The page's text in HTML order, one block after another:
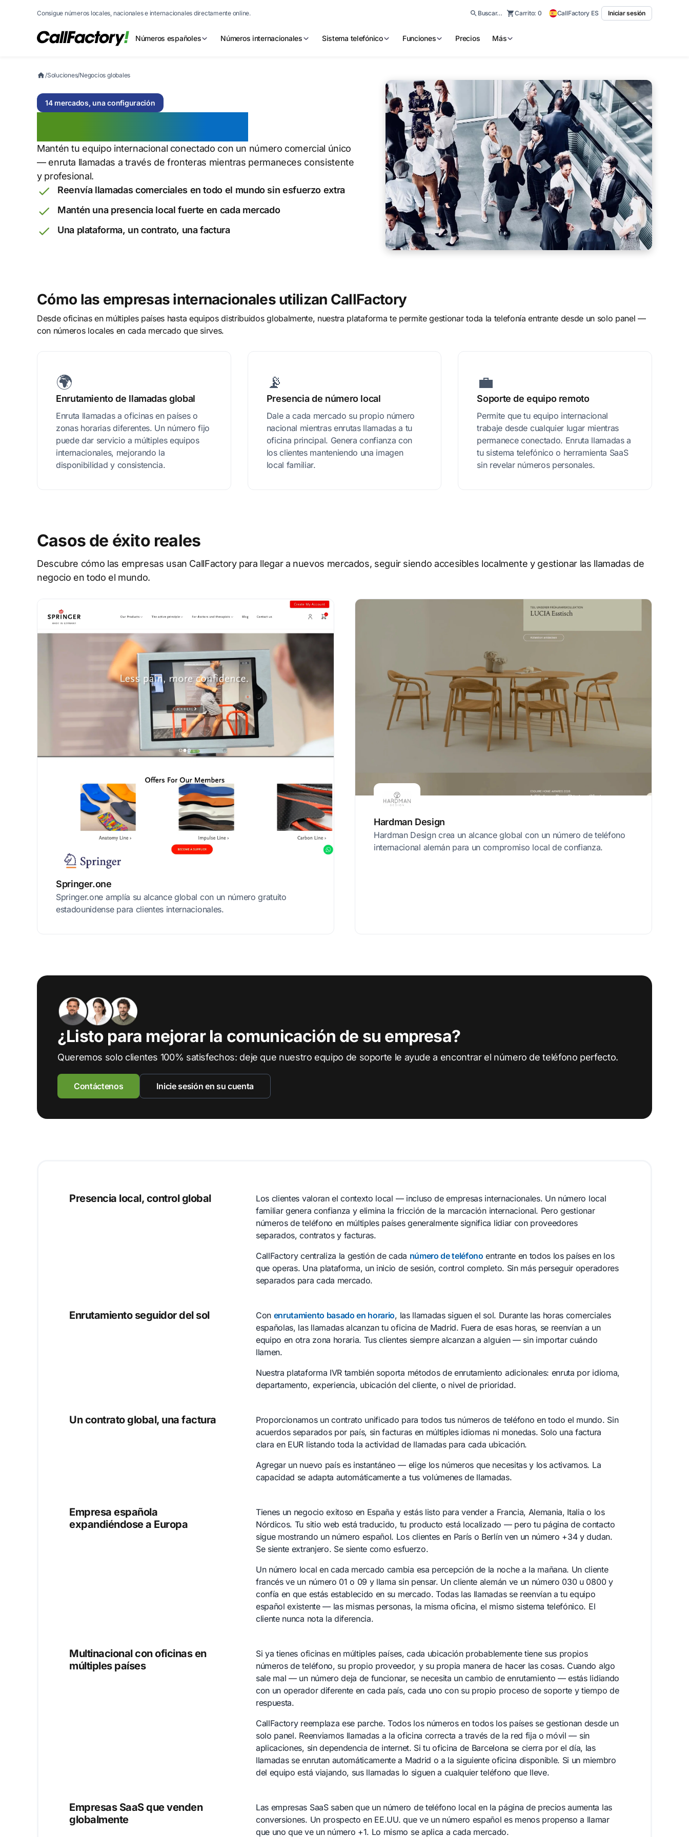
Consigue números locales, nacionales e internacionales directamente online. Buscar… Carrito: 0 CallFactory ES Iniciar sesión
Números españoles Números internacionales Sistema telefónico Funciones Precios Más
/Soluciones/Negocios globales
14 mercados, una configuración
Mantén tu equipo internacional conectado con un número comercial único
— enruta llamadas a través de fronteras mientras permaneces consistente
y profesional.
Reenvía llamadas comerciales en todo el mundo sin esfuerzo extra
Mantén una presencia local fuerte en cada mercado
Una plataforma, un contrato, una factura
Cómo las empresas internacionales utilizan CallFactory
Desde oficinas en múltiples países hasta equipos distribuidos globalmente, nuestra plataforma te permite gestionar toda la telefonía entrante desde un solo panel —
con números locales en cada mercado que sirves.
🌍
Enrutamiento de llamadas global
Enruta llamadas a oficinas en países o
zonas horarias diferentes. Un número fijo
puede dar servicio a múltiples equipos
internacionales, mejorando la
disponibilidad y consistencia.
📡
Presencia de número local
Dale a cada mercado su propio número
nacional mientras enrutas llamadas a tu
oficina principal. Genera confianza con
los clientes manteniendo una imagen
local familiar.
💼
Soporte de equipo remoto
Permite que tu equipo internacional
trabaje desde cualquier lugar mientras
permanece conectado. Enruta llamadas a
tu sistema telefónico o herramienta SaaS
sin revelar números personales.
Casos de éxito reales
Descubre cómo las empresas usan CallFactory para llegar a nuevos mercados, seguir siendo accesibles localmente y gestionar las llamadas de
negocio en todo el mundo.
Springer.one
Springer.one amplía su alcance global con un número gratuito
estadounidense para clientes internacionales.
Hardman Design
Hardman Design crea un alcance global con un número de teléfono
internacional alemán para un compromiso local de confianza.
¿Listo para mejorar la comunicación de su empresa?
Queremos solo clientes 100% satisfechos: deje que nuestro equipo de soporte le ayude a encontrar el número de teléfono perfecto.
Contáctenos Inicie sesión en su cuenta
Presencia local, control global
Los clientes valoran el contexto local — incluso de empresas internacionales. Un número local
familiar genera confianza y elimina la fricción de la marcación internacional. Pero gestionar
números de teléfono en múltiples países generalmente significa lidiar con proveedores
separados, contratos y facturas.
CallFactory centraliza la gestión de cada número de teléfono entrante en todos los países en los
que operas. Una plataforma, un inicio de sesión, control completo. Sin más perseguir operadores
separados para cada mercado.
Enrutamiento seguidor del sol Con enrutamiento basado en horario, las llamadas siguen el sol. Durante las horas comerciales
españolas, las llamadas alcanzan tu oficina de Madrid. Fuera de esas horas, se reenvían a un
equipo en otra zona horaria. Tus clientes siempre alcanzan a alguien — sin importar cuándo
llamen.
Nuestra plataforma IVR también soporta métodos de enrutamiento adicionales: enruta por idioma,
departamento, experiencia, ubicación del cliente, o nivel de prioridad.
Un contrato global, una factura
Proporcionamos un contrato unificado para todos tus números de teléfono en todo el mundo. Sin
acuerdos separados por país, sin facturas en múltiples idiomas ni monedas. Solo una factura
clara en EUR listando toda la actividad de llamadas para cada ubicación.
Agregar un nuevo país es instantáneo — elige los números que necesitas y los activamos. La
capacidad se adapta automáticamente a tus volúmenes de llamadas.
Empresa española
expandiéndose a Europa
Tienes un negocio exitoso en España y estás listo para vender a Francia, Alemania, Italia o los
Nórdicos. Tu sitio web está traducido, tu producto está localizado — pero tu página de contacto
sigue mostrando un número español. Los clientes en París o Berlín ven un número +34 y dudan.
Se siente extranjero. Se siente como esfuerzo.
Un número local en cada mercado cambia esa percepción de la noche a la mañana. Un cliente
francés ve un número 01 o 09 y llama sin pensar. Un cliente alemán ve un número 030 u 0800 y
confía en que estás establecido en su mercado. Todas las llamadas se reenvían a tu equipo
español existente — las mismas personas, la misma oficina, el mismo sistema telefónico. El
cliente nunca nota la diferencia.
Multinacional con oficinas en
múltiples países
Si ya tienes oficinas en múltiples países, cada ubicación probablemente tiene sus propios
números de teléfono, su propio proveedor, y su propia manera de hacer las cosas. Cuando algo
sale mal — un número deja de funcionar, se necesita un cambio de enrutamiento — estás lidiando
con un operador diferente en cada país, cada uno con su propio proceso de soporte y tiempo de
respuesta.
CallFactory reemplaza ese parche. Todos los números en todos los países se gestionan desde un
solo panel. Reenviamos llamadas a la oficina correcta a través de la red fija o móvil — sin
aplicaciones, sin dependencia de internet. Si tu oficina de Barcelona se cierra por el día, las
llamadas se enrutan automáticamente a Madrid o a la siguiente oficina disponible. Si un miembro
del equipo está viajando, sus llamadas lo siguen a cualquier teléfono que lleve.
Empresas SaaS que venden
globalmente
Las empresas SaaS saben que un número de teléfono local en la página de precios aumenta las
conversiones. Un prospecto en EE.UU. que ve un número español es menos propenso a llamar
que uno que ve un número +1. Lo mismo se aplica a cada mercado.